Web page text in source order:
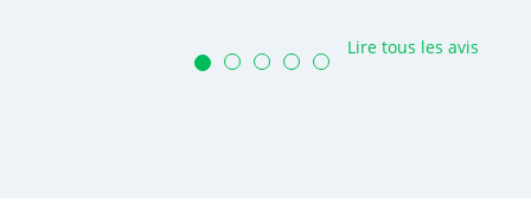
Lire tous les avis